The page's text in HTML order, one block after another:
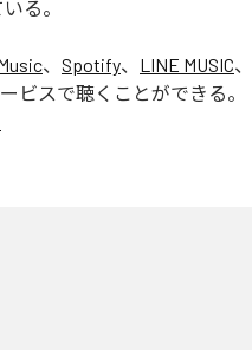
る。
、 Spotify、 LINE MUSIC、
ビスで聴くことができる。